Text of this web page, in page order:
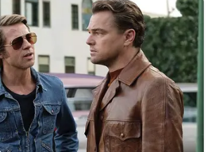
semacam ini, Bhabinkamtibmas tidak
sebagai penyampai informasi
tetapi juga sebagai mitra
dalam menjaga keamanan lingkungan
sama.‎‎Kehadiran
di tengah-tengah warga
dapat semakin mempererat
kemitraan antara Polri dan
sekaligus membangun kesadaran
akan pentingnya menjaga
ketertiban, dan kekompakan